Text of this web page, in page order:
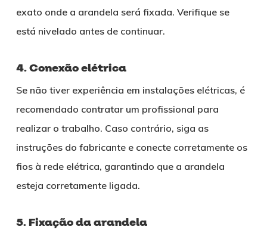
exato onde a arandela será fixada. Verifique se
está nivelado antes de continuar.
4. Conexão elétrica
Se não tiver experiência em instalações elétricas, é
recomendado contratar um profissional para
realizar o trabalho. Caso contrário, siga as
instruções do fabricante e conecte corretamente os
fios à rede elétrica, garantindo que a arandela
esteja corretamente ligada.
5. Fixação da arandela